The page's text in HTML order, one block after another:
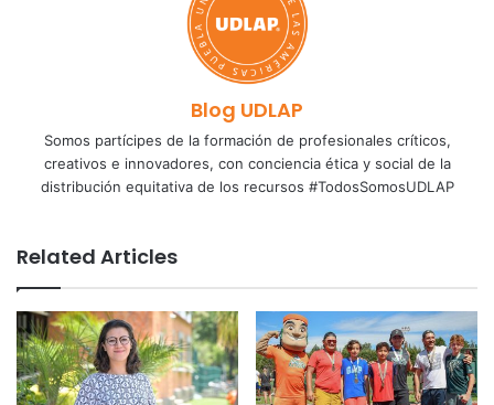
Blog UDLAP
Somos partícipes de la formación de profesionales críticos,
creativos e innovadores, con conciencia ética y social de la
distribución equitativa de los recursos #TodosSomosUDLAP
Related Articles